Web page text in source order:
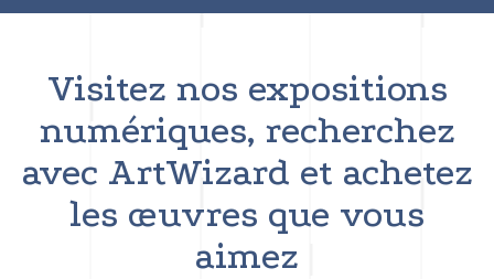
Visitez nos expositions
numériques, recherchez
avec ArtWizard et achetez
les œuvres que vous
aimez